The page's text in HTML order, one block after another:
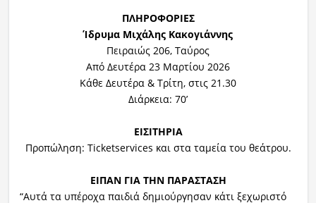
ΠΛΗΡΟΦΟΡΙΕΣ
Ίδρυμα Μιχάλης Κακογιάννης
Πειραιώς 206, Ταύρος
Από Δευτέρα 23 Μαρτίου 2026
Κάθε Δευτέρα & Τρίτη, στις 21.30
Διάρκεια: 70’
ΕΙΣΙΤΗΡΙΑ
Προπώληση: Ticketservices και στα ταμεία του θεάτρου.
ΕΙΠΑΝ ΓΙΑ ΤΗΝ ΠΑΡΑΣΤΑΣΗ
“Αυτά τα υπέροχα παιδιά δημιούργησαν κάτι ξεχωριστό